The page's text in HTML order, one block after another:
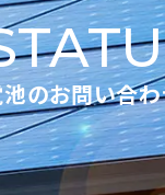
のお問い合